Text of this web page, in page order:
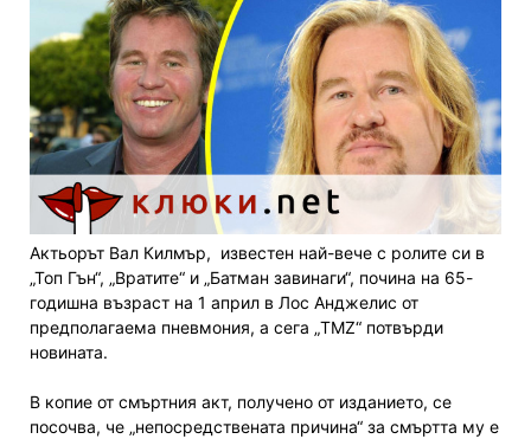
Актьорът Вал Килмър, известен най-вече с ролите си в
„Топ Гън“, „Вратите“ и „Батман завинаги“, почина на 65-
годишна възраст на 1 април в Лос Анджелис от
предполагаема пневмония, а сега „TMZ“ потвърди
новината.
В копие от смъртния акт, получено от изданието, се
посочва, че „непосредствената причина“ за смъртта му е